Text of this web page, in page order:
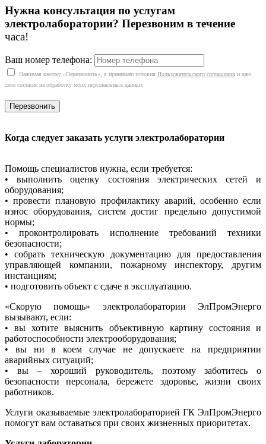
Нужна консультация по услугам
электролаборатории? Перезвоним в течение
часа!
Ваш номер телефона:
Нажимая кнопку «Перезвонить», я принимаю условия Пользовательского соглашения и даю
своё согласие на обработку моих персональных данных
Когда следует заказать услуги электролаборатории
Помощь специалистов нужна, если требуется:
• выполнить оценку состояния электрических сетей и
оборудования;
• провести плановую профилактику аварий, особенно если
износ оборудования, систем достиг предельно допустимой
нормы;
• проконтролировать исполнение требований техники
безопасности;
• собрать техническую документацию для предоставления
управляющей компании, пожарному инспектору, другим
инстанциям;
• подготовить объект с сдаче в эксплуатацию.
«Скорую помощь» электролаборатории ЭлПромЭнерго
вызывают, если:
• вы хотите выяснить объективную картину состояния и
работоспособности электрооборудования;
• вы ни в коем случае не допускаете на предприятии
аварийных ситуаций;
• вы – хороший руководитель, поэтому заботитесь о
безопасности персонала, бережете здоровье, жизни своих
работников.
Услуги оказываемые электролабораторией ГК ЭлПромЭнерго
помогут вам оставаться при своих жизненных приоритетах.